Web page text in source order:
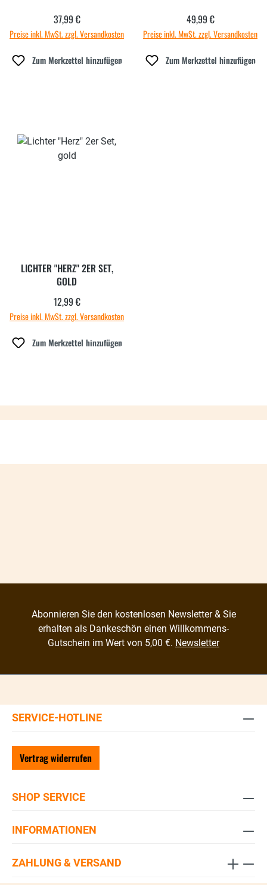
Regulärer Preis:
37,99 €
Preise inkl. MwSt. zzgl. Versandkosten
Zum Merkzettel hinzufügen
Regulärer Preis:
49,99 €
Preise inkl. MwSt. zzgl. Versandkosten
Zum Merkzettel hinzufügen
LICHTER "HERZ" 2ER SET,
GOLD
Regulärer Preis:
12,99 €
Preise inkl. MwSt. zzgl. Versandkosten
Zum Merkzettel hinzufügen
Abonnieren Sie den kostenlosen Newsletter & Sie
erhalten als Dankeschön einen Willkommens-
Gutschein im Wert von 5,00 €. Newsletter
SERVICE-HOTLINE
Vertrag widerrufen
SHOP SERVICE
INFORMATIONEN
ZAHLUNG & VERSAND